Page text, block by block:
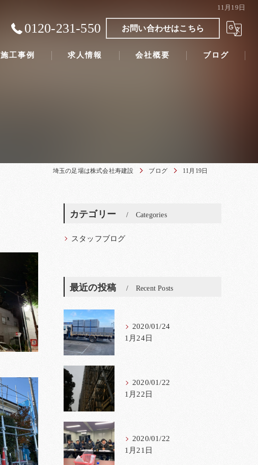
11月19日
0120-231-550 お問い合わせはこちら
施工事例 求人情報 会社概要 ブログ
埼玉の足場は株式会社寿建設 ブログ 11月19日
カテゴリー Categories
スタッフブログ
最近の投稿 Recent Posts
2020/01/24
1月24日
2020/01/22
1月22日
2020/01/22
1月21日